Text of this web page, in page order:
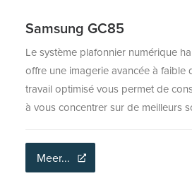
Samsung GC85
Le système plafonnier numérique
offre une imagerie avancée à faible
travail optimisé vous permet de
à vous concentrer sur de meilleurs
Meer...